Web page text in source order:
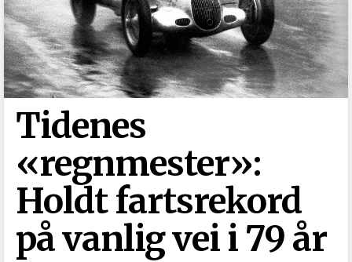
Tidenes
«regnmester»:
Holdt fartsrekord
på vanlig vei i 79 år